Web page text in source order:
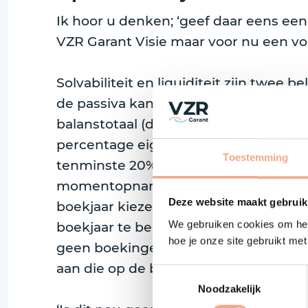
Toestemming
Deze website maakt
We gebruiken cookies om
hoe je onze site gebruikt
Toestemmingsselectie
Noodzakelijk
Ik hoor u denken; ‘geef daar eens
VZR Garant Visie maar voor nu een
Solvabiliteit en liquiditeit zijn twee
de passiva kant van uw
balanstotaal (de totaaltelling rechts
percentage eigen vermogen is.
tenminste 20% (SGR) of 15% (VZR
momentopname dus, een moment
boekjaar kiezen wat afwijkt van een
boekjaar te bepalen is het moment
geen boekingen voor het nieuwe
aan die op de balans komen te